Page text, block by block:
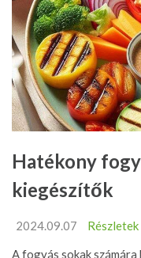
Hatékony
kiegészítők
2024.09.07
Részletek
A fogyás sokak